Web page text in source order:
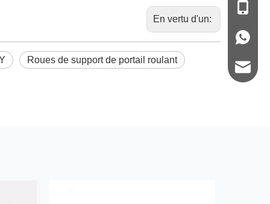
En vertu d'un:
Roues de support de portail roulant
+86-